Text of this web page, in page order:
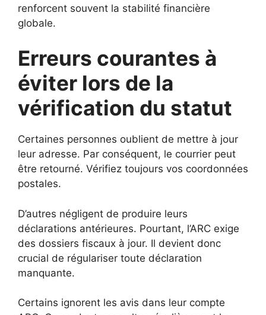
renforcent souvent la stabilité financière
globale.
Erreurs courantes à
éviter lors de la
vérification du statut
Certaines personnes oublient de mettre à jour
leur adresse. Par conséquent, le courrier peut
être retourné. Vérifiez toujours vos coordonnées
postales.
D’autres négligent de produire leurs
déclarations antérieures. Pourtant, l’ARC exige
des dossiers fiscaux à jour. Il devient donc
crucial de régulariser toute déclaration
manquante.
Certains ignorent les avis dans leur compte